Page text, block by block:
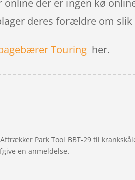
der er ingen kø
deres forældre om slik
Touring her.
Park Tool BBT-29 til
en anmeldelse.